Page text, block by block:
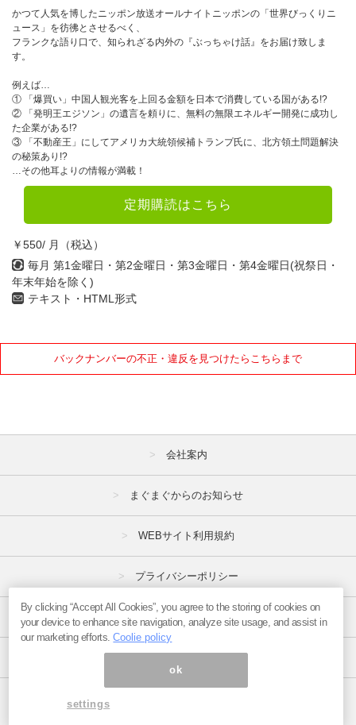
かつて人気を博したニッポン放送オールナイトニッポンの「世界びっくりニ
ュース」を彷彿とさせるべく、
フランクな語り口で、知られざる内外の『ぶっちゃけ話』をお届け致しま
す。
例えば…
① 「爆買い」中国人観光客を上回る金額を日本で消費している国がある!?
② 「発明王エジソン」の遺言を頼りに、無料の無限エネルギー開発に成功し
た企業がある!?
③ 「不動産王」にしてアメリカ大統領候補トランプ氏に、北方領土問題解決
の秘策あり!?
…その他耳よりの情報が満載！
定期購読はこちら
￥550/ 月（税込）
毎月 第1金曜日・第2金曜日・第3金曜日・第4金曜日(祝祭日・
年末年始を除く)
テキスト・HTML形式
バックナンバーの不正・違反を見つけたらこちらまで
会社案内
まぐまぐからのお知らせ
WEBサイト利用規約
プライバシーポリシー
特定商取引法
広告掲載はこちら
ページ内の商標は全て商標権者に属します。
By clicking “Accept All Cookies”, you agree to the storing of cookies on
your device to enhance site navigation, analyze site usage, and assist in
our marketing efforts.Coolie policy
ok
settings